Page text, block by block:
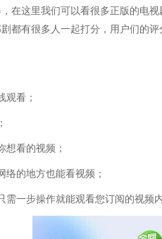
在这里我们可以看很多正版的电
都有很多人一起打分，用户们的
观看；
想看的视频；
的地方也能看视频；
一步操作就能观看您订阅的视频内